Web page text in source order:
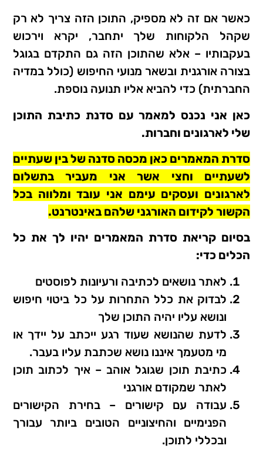
כאשר אם זה לא מספיק, התוכן הזה צריך לא רק
שקהל הלקוחות שלך יתחבר, יקרא וירכוש
בעקבותיו – אלא שהתוכן הזה גם התקדם בגוגל
בצורה אורגנית ובשאר מנועי החיפוש (כולל במדיה
החברתית) כדי להביא אליו תנועה נוספת.
כאן אני נכנס למאמר עם סדנת כתיבת התוכן
שלי לארגונים וחברות.
סדרת המאמרים כאן מכסה סדנה של בין שעתיים
לשעתיים וחצי אשר אני מעביר בתשלום
לארגונים ועסקים עימם אני עובד ומלווה בכל
הקשור לקידום האורגני שלהם באינטרנט.
בסיום קריאת סדרת המאמרים יהיו לך את כל
הכלים כדי:
לאתר נושאים לכתיבה ורעיונות לפוסטים
לבדוק את כלל התחרות על כל ביטוי חיפוש
ונושא עליו יהיה התוכן שלך
לדעת שהנושא שעוד רגע ייכתב על יידך או
מי מטעמך איננו נושא שכתבת עליו בעבר.
כתיבת תוכן שגוגל אוהב – איך לכתוב תוכן
לאתר שמקודם אורגני
עבודה עם קישורים – בחירת הקישורים
הפנימיים והחיצוניים הטובים ביותר עבורך
ובכללי לתוכן.